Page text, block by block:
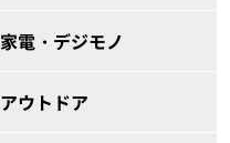
家電・デジモノ
アウトドア